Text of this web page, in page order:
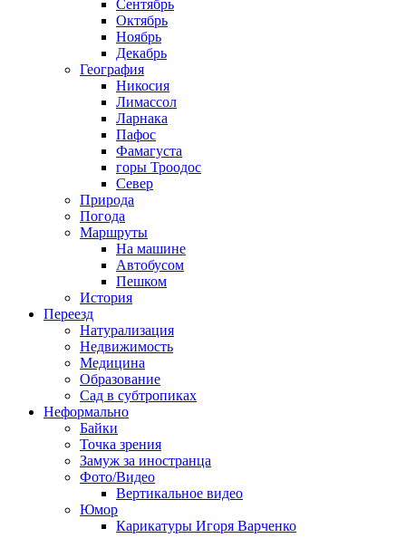
Сентябрь
Октябрь
Ноябрь
Декабрь
География
Никосия
Лимассол
Ларнака
Пафос
Фамагуста
горы Троодос
Север
Природа
Погода
Маршруты
На машине
Автобусом
Пешком
История
Переезд
Натурализация
Недвижимость
Медицина
Образование
Сад в субтропиках
Неформально
Байки
Точка зрения
Замуж за иностранца
Фото/Видео
Вертикальное видео
Юмор
Карикатуры Игоря Варченко